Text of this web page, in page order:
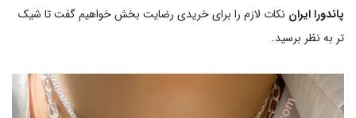
پاندورا ایران نکات لازم را برای خریدی رضایت بخش خواهیم گفت تا شیک
تر به نظر برسید.